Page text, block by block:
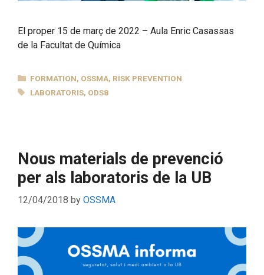
El proper 15 de març de 2022 – Aula Enric Casassas
de la Facultat de Química
CATEGORIES
FORMATION, OSSMA, RISK PREVENTION
TAGS
LABORATORIS, ODS8
Nous materials de prevenció
per als laboratoris de la UB
12/04/2018 by OSSMA